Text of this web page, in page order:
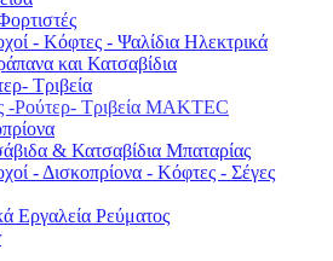
- Κόφτες - Ψαλίδια Ηλεκτρικά
και Κατσαβίδια
Τριβεία
-Ρούτερ- Τριβεία MAKTEC
& Κατσαβίδια Μπαταρίας
- Δισκοπρίονα - Κόφτες - Σέγες
Εργαλεία Ρεύματος